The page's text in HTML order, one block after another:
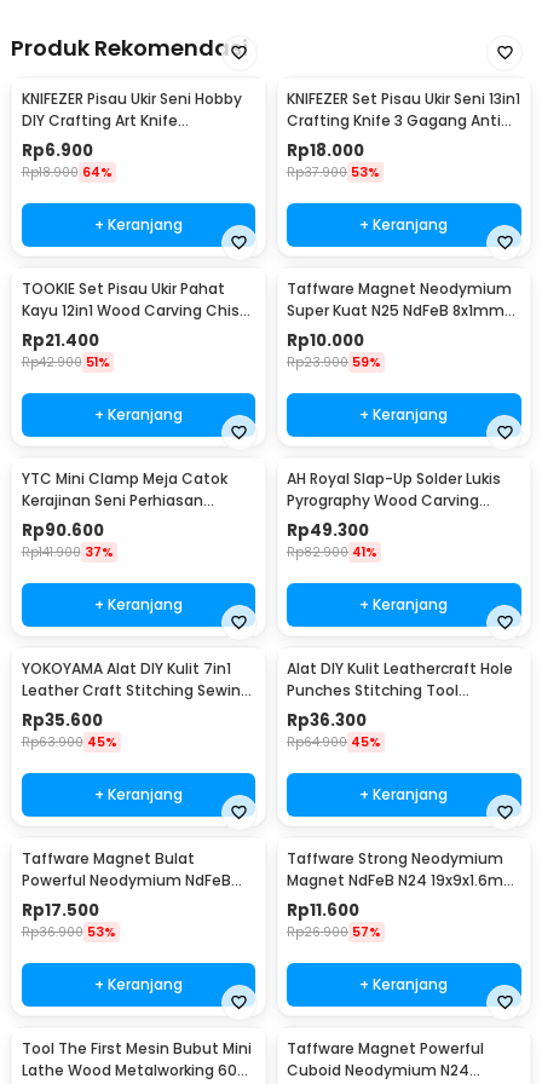
Produk Rekomendasi
KNIFEZER Pisau Ukir Seni Hobby
DIY Crafting Art Knife
Aluminium Handle - WL-9309
Rp6.900
Rp18.900 64%
+ Keranjang
KNIFEZER Set Pisau Ukir Seni 13in1
Crafting Knife 3 Gagang Anti
Slip - A-003
Rp18.000
Rp37.900 53%
+ Keranjang
TOOKIE Set Pisau Ukir Pahat
Kayu 12in1 Wood Carving Chisel
Knife - KSJ-12
Rp21.400
Rp42.900 51%
+ Keranjang
Taffware Magnet Neodymium
Super Kuat N25 NdFeB 8x1mm
50 PCS - M35
Rp10.000
Rp23.900 59%
+ Keranjang
YTC Mini Clamp Meja Catok
Kerajinan Seni Perhiasan
Aluminium - AT-6075
Rp90.600
Rp141.900 37%
+ Keranjang
AH Royal Slap-Up Solder Lukis
Pyrography Wood Carving
Soldering Iron - PAC904
Rp49.300
Rp82.900 41%
+ Keranjang
YOKOYAMA Alat DIY Kulit 7in1
Leather Craft Stitching Sewing
Tool Set - DK30015
Rp35.600
Rp63.900 45%
+ Keranjang
Alat DIY Kulit Leathercraft Hole
Punches Stitching Tool
1+2+4+6 Prong
Rp36.300
Rp64.900 45%
+ Keranjang
Taffware Magnet Bulat
Powerful Neodymium NdFeB
N25 5x1.5mm 100 PCS
Rp17.500
Rp36.900 53%
+ Keranjang
Taffware Strong Neodymium
Magnet NdFeB N24 19x9x1.6mm
10 PCS - MAG1
Rp11.600
Rp26.900 57%
+ Keranjang
Tool The First Mesin Bubut Mini
Lathe Wood Metalworking 60W
Taffware Magnet Powerful
Cuboid Neodymium N24